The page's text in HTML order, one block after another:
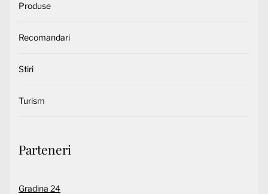
Produse
Recomandari
Stiri
Turism
Parteneri
Gradina 24